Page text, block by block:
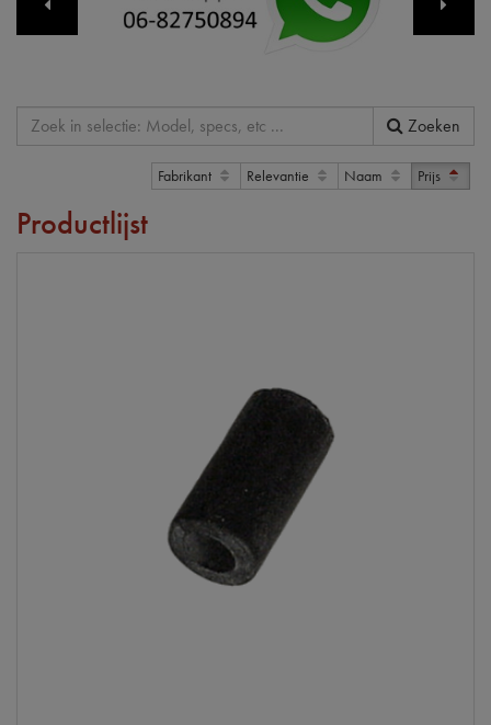
Zoeken
Fabrikant Relevantie Naam Prijs
Productlijst